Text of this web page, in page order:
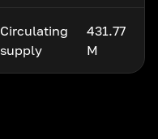
Circulating
supply
431.77
M